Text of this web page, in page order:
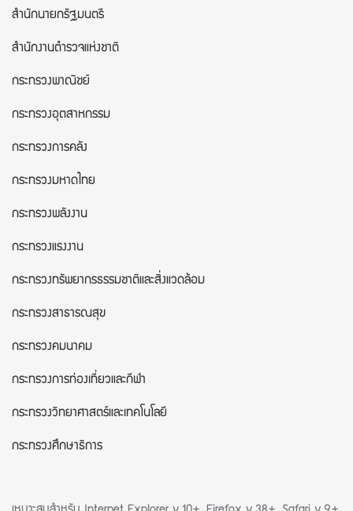
สำนักนายกรัฐมนตรี
สำนักงานตำรวจแห่งชาติ
กระทรวงพาณิชย์
กระทรวงอุตสาหกรรม
กระทรวงการคลัง
กระทรวงมหาดไทย
กระทรวงพลังงาน
กระทรวงแรงงาน
กระทรวงทรัพยากรธรรมชาติและสิ่งแวดล้อม
กระทรวงสาธารณสุข
กระทรวงคมนาคม
กระทรวงการท่องเที่ยวและกีฬา
กระทรวงวิทยาศาสตร์และเทคโนโลยี
กระทรวงศึกษาธิการ